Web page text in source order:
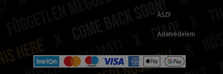
ÁSZF
Adatvédelem